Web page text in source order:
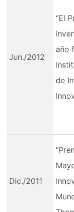
Jun./2012
“El
año
de
Dic./2011